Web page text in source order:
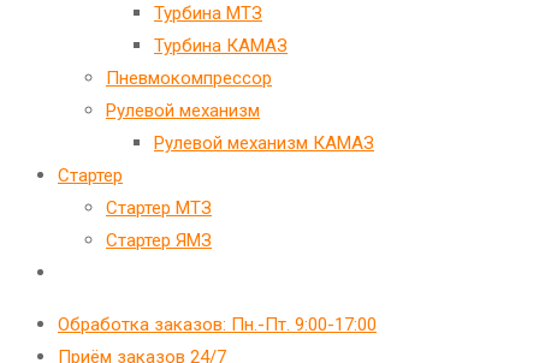
Турбина МТЗ
Турбина КАМАЗ
Пневмокомпрессор
Рулевой механизм
Рулевой механизм КАМАЗ
Стартер
Стартер МТЗ
Стартер ЯМЗ
по
Обработка заказов: Пн.-Пт. 9:00-17:00
Приём заказов 24/7